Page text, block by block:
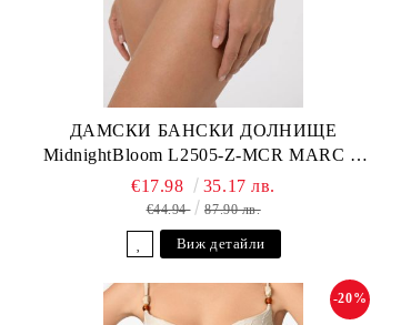
ДАМСКИ БАНСКИ ДОЛНИЩЕ
MidnightBloom L2505-Z-MCR MARC &
ANDRE
€17.98 35.17 лв.
€44.94 87.90 лв.
Виж детайли
-20%